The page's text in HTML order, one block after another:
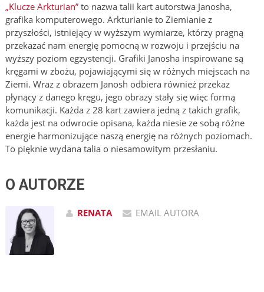
„Klucze Arkturian”to nazwa talii kart autorstwa Janosha,
grafika komputerowego. Arkturianie to Ziemianie z
przyszłości, istniejący w wyższym wymiarze, którzy pragną
przekazać nam energię pomocną w rozwoju i przejściu na
wyższy poziom egzystencji. Grafiki Janosha inspirowane są
kręgami w zbożu, pojawiającymi się w różnych miejscach na
Ziemi. Wraz z obrazem Janosh odbiera również przekaz
płynący z danego kręgu, jego obrazy stały się więc formą
komunikacji. Każda z 28 kart zawiera jedną z takich grafik,
każda jest na odwrocie opisana, każda niesie ze sobą różne
energie harmonizujące naszą energię na różnych poziomach.
To pięknie wydana talia o niesamowitym przesłaniu.
O AUTORZE
RENATA EMAIL AUTORA